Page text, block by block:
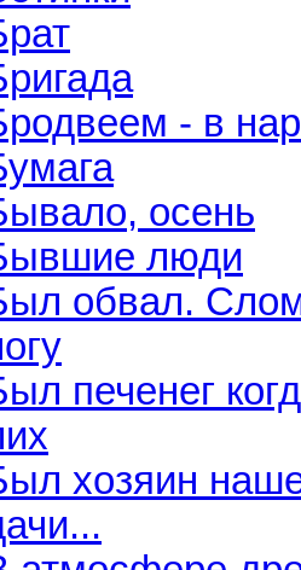
- в
осень
люди
обвал.
печенег
хозяин